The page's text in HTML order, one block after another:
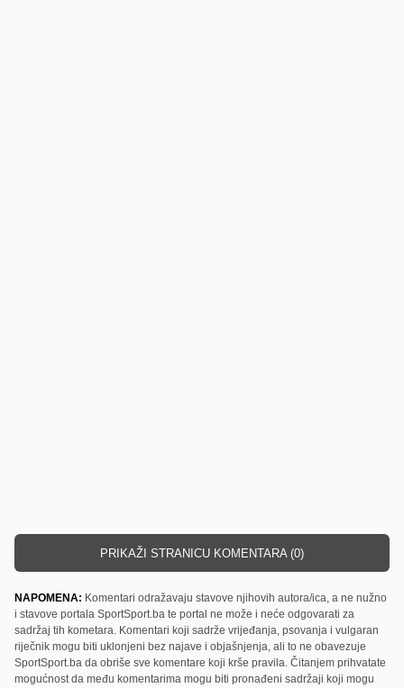
PRIKAŽI STRANICU KOMENTARA (0)
NAPOMENA: Komentari odražavaju stavove njihovih autora/ica, a ne nužno
i stavove portala SportSport.ba te portal ne može i neće odgovarati za
sadržaj tih kometara. Komentari koji sadrže vrijeđanja, psovanja i vulgaran
riječnik mogu biti uklonjeni bez najave i objašnjenja, ali to ne obavezuje
SportSport.ba da obriše sve komentare koji krše pravila. Čitanjem prihvatate
mogućnost da među komentarima mogu biti pronađeni sadržaji koji mogu